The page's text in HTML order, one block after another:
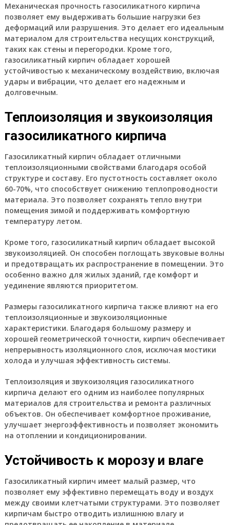
Механическая прочность газосиликатного кирпича
позволяет ему выдерживать большие нагрузки без
деформаций или разрушения. Это делает его идеальным
материалом для строительства несущих конструкций,
таких как стены и перегородки. Кроме того,
газосиликатный кирпич обладает хорошей
устойчивостью к механическому воздействию, включая
удары и вибрации, что делает его надежным и
долговечным.
Теплоизоляция и звукоизоляция
газосиликатного кирпича
Газосиликатный кирпич обладает отличными
теплоизоляционными свойствами благодаря особой
структуре и составу. Его пустотность составляет около
60-70%, что способствует снижению теплопроводности
материала. Это позволяет сохранять тепло внутри
помещения зимой и поддерживать комфортную
температуру летом.
Кроме того, газосиликатный кирпич обладает высокой
звукоизоляцией. Он способен поглощать звуковые волны
и предотвращать их распространение в помещении. Это
особенно важно для жилых зданий, где комфорт и
уединение являются приоритетом.
Размеры газосиликатного кирпича также влияют на его
теплоизоляционные и звукоизоляционные
характеристики. Благодаря большому размеру и
хорошей геометрической точности, кирпич обеспечивает
непрерывность изоляционного слоя, исключая мостики
холода и улучшая эффективность системы.
Теплоизоляция и звукоизоляция газосиликатного
кирпича делают его одним из наиболее популярных
материалов для строительства и ремонта различных
объектов. Он обеспечивает комфортное проживание,
улучшает энергоэффективность и позволяет экономить
на отоплении и кондиционировании.
Устойчивость к морозу и влаге
Газосиликатный кирпич имеет малый размер, что
позволяет ему эффективно перемещать воду и воздух
между своими клетчатыми структурами. Это позволяет
кирпичам быстро отводить излишнюю влагу и